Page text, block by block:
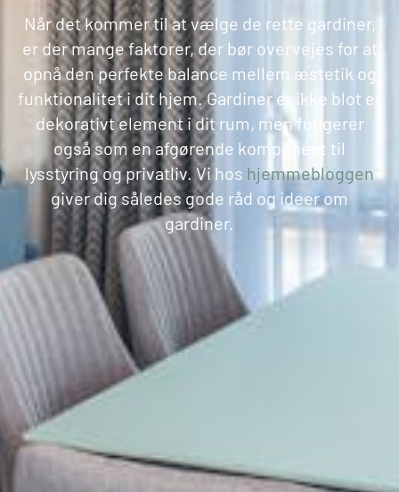
Når det kommer til at vælge de rette gardiner,
er der mange faktorer, der bør overvejes for at
opnå den perfekte balance mellem æstetik og
funktionalitet i dit hjem. Gardiner er ikke blot et
dekorativt element i dit rum, men fungerer
også som en afgørende komponent til
lysstyring og privatliv. Vi hos hjemmebloggen
giver dig således gode råd og ideer om
gardiner.